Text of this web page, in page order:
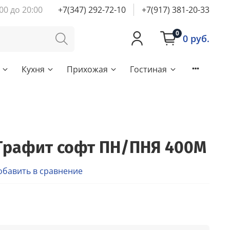
до 20:00 +7(347) 292-72-10 +7(917) 381-20-33
0 0 руб.
Кухня Прихожая Гостиная
софт ПН/ПНЯ 400М
в сравнение